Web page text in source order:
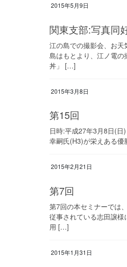
2015年5月9日
関東支部:写真
江の島での撮影会、お
島はもとより、江ノ電
丼」 […]
2015年3月8日
第15回
日時:平成27年3月8日(
幸嗣氏(H3)が栄えある優
2015年2月21日
第7回
第7回の本セミナーでは
従事されている志田譲
用 […]
2015年1月31日